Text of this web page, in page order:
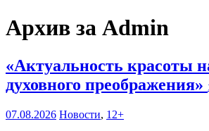
Архив за Admin
«Актуальность красоты
духовного преображения»
07.08.2026 Новости, 12+